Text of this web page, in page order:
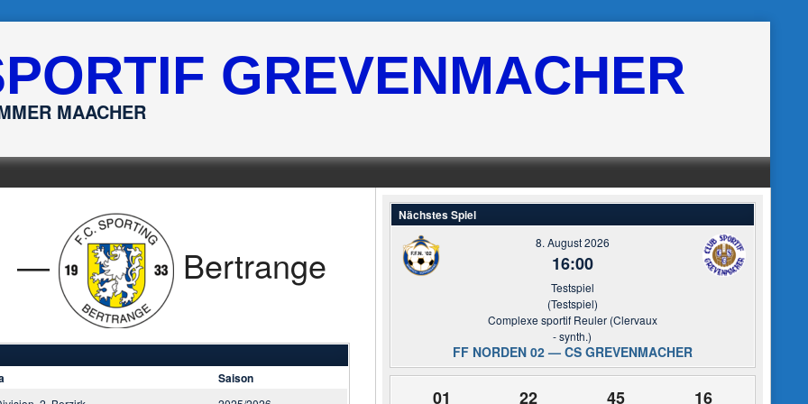
GREVENMACHER
MAACHER
— Bertrange
Saison
Nächstes Spiel
8. August 2026
16:00
Testspiel
(Testspiel)
Complexe sportif Reuler (Clervaux
- synth.)
FF NORDEN 02 — CS GREVENMACHER
01 22 45 16